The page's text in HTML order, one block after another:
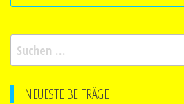
Suchen
nach:
NEUESTE BEITRÄGE